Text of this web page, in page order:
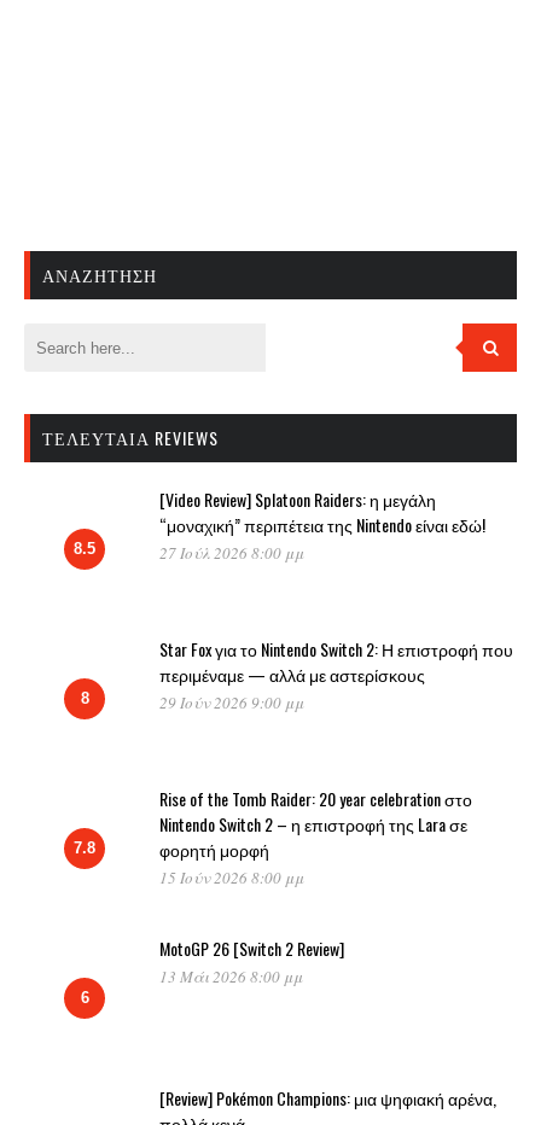
ΑΝΑΖΉΤΗΣΗ
ΤΕΛΕΥΤΑΊΑ REVIEWS
8.5
[Video Review] Splatoon Raiders: η μεγάλη
“μοναχική” περιπέτεια της Nintendo είναι εδώ!
27 Ιούλ 2026 8:00 μμ
8
Star Fox για το Nintendo Switch 2: Η επιστροφή που
περιμέναμε — αλλά με αστερίσκους
29 Ιούν 2026 9:00 μμ
7.8
Rise of the Tomb Raider: 20 year celebration στο
Nintendo Switch 2 – η επιστροφή της Lara σε
φορητή μορφή
15 Ιούν 2026 8:00 μμ
6
MotoGP 26 [Switch 2 Review]
13 Μάι 2026 8:00 μμ
[Review] Pokémon Champions: μια ψηφιακή αρένα,